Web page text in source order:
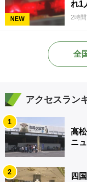
NEW
れ1
2時
全
アクセスラン
1
高
ニ
2
四